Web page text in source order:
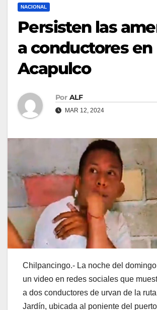
NACIONAL
Persisten las
a conductores en
Acapulco
Por ALF
MAR 12, 2024
Chilpancingo.- La noche del
un video en redes sociales que
a dos conductores de urvan de la
Jardín, ubicada al poniente del